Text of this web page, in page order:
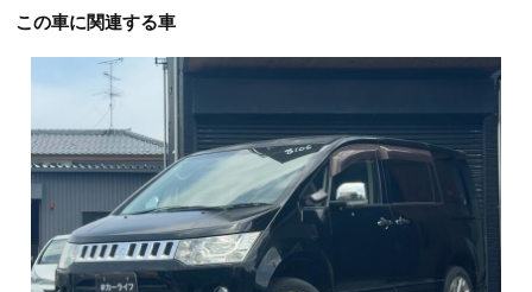
この車に関連する車